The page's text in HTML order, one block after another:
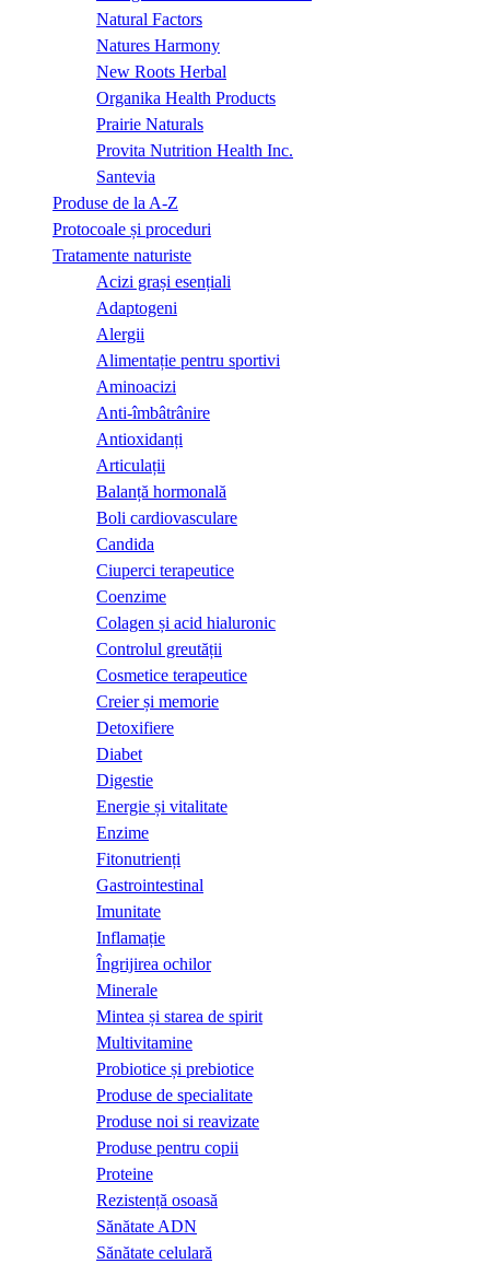
Natural Factors
Natures Harmony
New Roots Herbal
Organika Health Products
Prairie Naturals
Provita Nutrition Health Inc.
Santevia
Produse de la A-Z
Protocoale și proceduri
Tratamente naturiste
Acizi grași esențiali
Adaptogeni
Alergii
Alimentație pentru sportivi
Aminoacizi
Anti-îmbâtrânire
Antioxidanți
Articulații
Balanță hormonală
Boli cardiovasculare
Candida
Ciuperci terapeutice
Coenzime
Colagen și acid hialuronic
Controlul greutății
Cosmetice terapeutice
Creier și memorie
Detoxifiere
Diabet
Digestie
Energie și vitalitate
Enzime
Fitonutrienți
Gastrointestinal
Imunitate
Inflamație
Îngrijirea ochilor
Minerale
Mintea și starea de spirit
Multivitamine
Probiotice și prebiotice
Produse de specialitate
Produse noi si reavizate
Produse pentru copii
Proteine
Rezistență osoasă
Sănătate ADN
Sănătate celulară